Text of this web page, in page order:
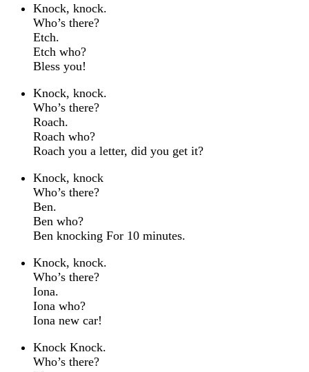
Knock, knock.
Who’s there?
Etch.
Etch who?
Bless you!
Knock, knock.
Who’s there?
Roach.
Roach who?
Roach you a letter, did you get it?
Knock, knock
Who’s there?
Ben.
Ben who?
Ben knocking For 10 minutes.
Knock, knock.
Who’s there?
Iona.
Iona who?
Iona new car!
Knock Knock.
Who’s there?